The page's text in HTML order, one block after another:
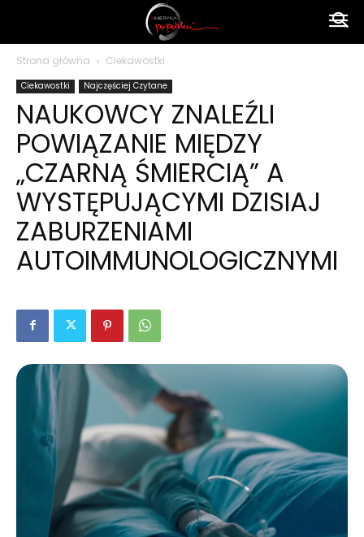
polsku
Strona główna Ciekawostki
Ciekawostki Najczęściej Czytane
NAUKOWCY ZNALEŹLI
POWIĄZANIE MIĘDZY
„CZARNĄ ŚMIERCIĄ” A
WYSTĘPUJĄCYMI DZISIAJ
ZABURZENIAMI
AUTOIMMUNOLOGICZNYMI